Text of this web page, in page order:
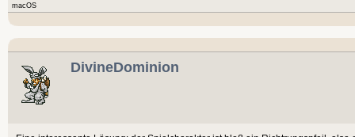
macOS
DivineDominion